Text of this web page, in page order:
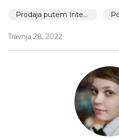
Prodaja putem Interneta
Travnja 28, 2022